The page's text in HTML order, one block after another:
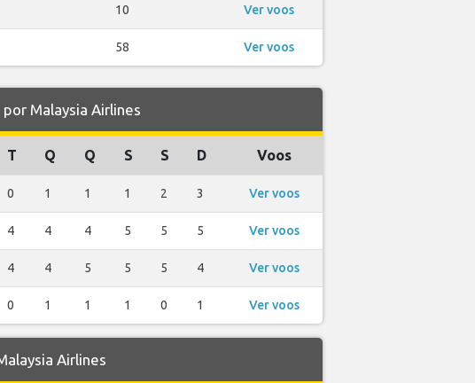
10 Ver voos
58 Ver voos
Malaysia Airlines
T Q Q S S D Voos
0 1 1 1 2 3 Ver voos
4 4 4 5 5 5 Ver voos
4 4 5 5 5 4 Ver voos
0 1 1 1 0 1 Ver voos
Airlines